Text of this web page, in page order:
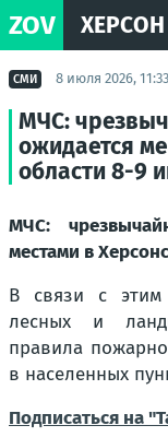
ZOV ХЕРСОН
СМИ 8 июля 2026, 11:33
МЧС:
ожидается
области 8-9
МЧС:
местами в
В связи с этим
лесных и
правила
в населенных
Подписаться на